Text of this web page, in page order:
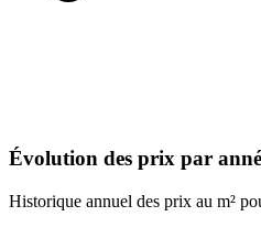
Évolution des prix par
Historique annuel des prix au m²